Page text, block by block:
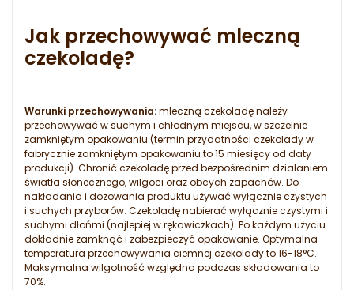
Jak przechowywać mleczną
czekoladę?
Warunki przechowywania:mleczną czekoladę należy
przechowywać w suchym i chłodnym miejscu, w szczelnie
zamkniętym opakowaniu (termin przydatności czekolady w
fabrycznie zamkniętym opakowaniu to 15 miesięcy od daty
produkcji). Chronić czekoladę przed bezpośrednim działaniem
światła słonecznego, wilgoci oraz obcych zapachów. Do
nakładania i dozowania produktu używać wyłącznie czystych
i suchych przyborów. Czekoladę nabierać wyłącznie czystymi i
suchymi dłońmi (najlepiej w rękawiczkach). Po każdym użyciu
dokładnie zamknąć i zabezpieczyć opakowanie. Optymalna
temperatura przechowywania ciemnej czekolady to 16-18°C.
Maksymalna wilgotność względna podczas składowania to
70%.